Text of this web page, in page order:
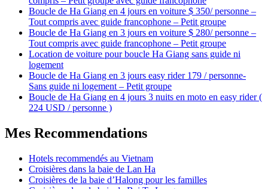
Boucle de Ha Giang en 4 jours en voiture $ 350/ personne –
Tout compris avec guide francophone – Petit groupe
Boucle de Ha Giang en 3 jours en voiture $ 280/ personne –
Tout compris avec guide francophone – Petit groupe
Location de voiture pour boucle Ha Giang sans guide ni
logement
Boucle de Ha Giang en 3 jours easy rider 179 / personne-
Sans guide ni logement – Petit groupe
Boucle de Ha Giang en 4 jours 3 nuits en moto en easy rider (
224 USD / personne )
Mes Recommendations
Hotels recommendés au Vietnam
Croisières dans la baie de Lan Ha
Croisières de la baie d’Halong pour les familles